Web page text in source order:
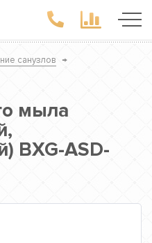
санузлов
→
мыла
BXG-ASD-